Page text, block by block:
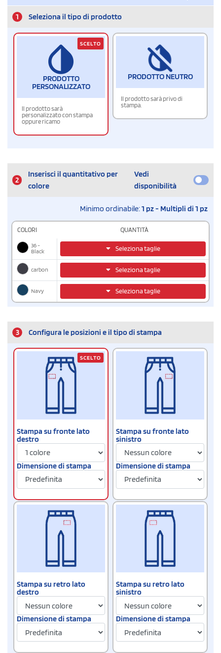
1 Seleziona il tipo di prodotto
PRODOTTO
PERSONALIZZATO
Il prodotto sarà
personalizzato con stampa
oppure ricamo
SCELTO
PRODOTTO NEUTRO
Il prodotto sarà privo di
stampa.
2
Inserisci il quantitativo per
colore
Vedi
disponibilità
Minimo ordinabile:1 pz - Multipli di 1 pz
COLORI QUANTITÀ
36 -
Black
Seleziona taglie
carbon Seleziona taglie
Navy Seleziona taglie
3 Configura le posizioni e il tipo di stampa
Stampa su fronte lato
destro
Dimensione di stampa
SCELTO
Stampa su fronte lato
sinistro
Dimensione di stampa
Stampa su retro lato
destro
Dimensione di stampa
Stampa su retro lato
sinistro
Dimensione di stampa